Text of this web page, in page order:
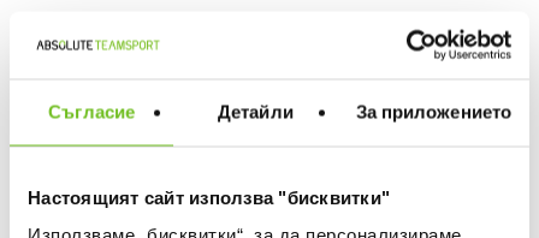
Съгласие Детайли За приложението
Настоящият сайт използва "бисквитки"
Choose a color